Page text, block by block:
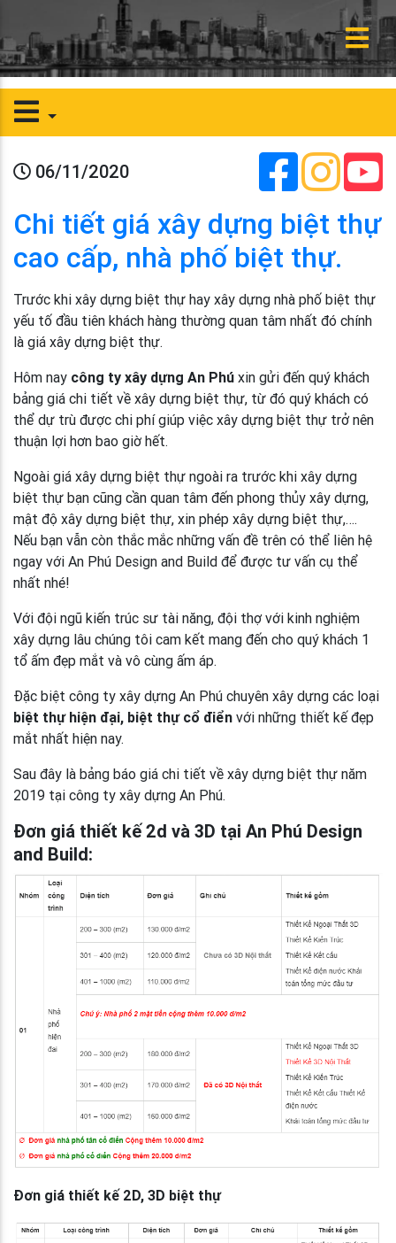
06/11/2020
Chi tiết giá xây dựng biệt thự
cao cấp, nhà phố biệt thự.
Trước khi xây dựng biệt thự hay xây dựng nhà phố biệt thự
yếu tố đầu tiên khách hàng thường quan tâm nhất đó chính
là giá xây dựng biệt thự.
Hôm nay công ty xây dựng An Phú xin gửi đến quý khách
bảng giá chi tiết về xây dựng biệt thự, từ đó quý khách có
thể dự trù được chi phí giúp việc xây dựng biệt thự trở nên
thuận lợi hơn bao giờ hết.
Ngoài giá xây dựng biệt thự ngoài ra trước khi xây dựng
biệt thự bạn cũng cần quan tâm đến phong thủy xây dựng,
mật độ xây dựng biệt thự, xin phép xây dựng biệt thự,….
Nếu bạn vẫn còn thắc mắc những vấn đề trên có thể liên hệ
ngay với An Phú Design and Build để được tư vấn cụ thể
nhất nhé!
Với đội ngũ kiến trúc sư tài năng, đội thợ với kinh nghiệm
xây dựng lâu chúng tôi cam kết mang đến cho quý khách 1
tổ ấm đẹp mắt và vô cùng ấm áp.
Đặc biệt công ty xây dựng An Phú chuyên xây dựng các loại
biệt thự hiện đại, biệt thự cổ điển với những thiết kế đẹp
mắt nhất hiện nay.
Sau đây là bảng báo giá chi tiết về xây dựng biệt thự năm
2019 tại công ty xây dựng An Phú.
Đơn giá thiết kế 2d và 3D tại An Phú Design
and Build:
Đơn giá thiết kế 2D, 3D biệt thự